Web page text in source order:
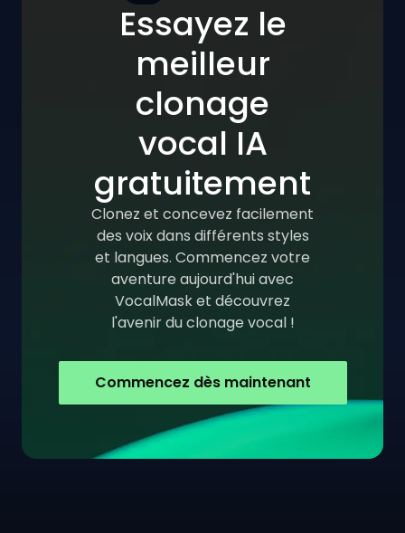
Essayez le
meilleur
clonage
vocal IA
gratuitement
Clonez et concevez facilement
des voix dans différents styles
et langues. Commencez votre
aventure aujourd'hui avec
VocalMask et découvrez
l'avenir du clonage vocal !
Commencez dès maintenant